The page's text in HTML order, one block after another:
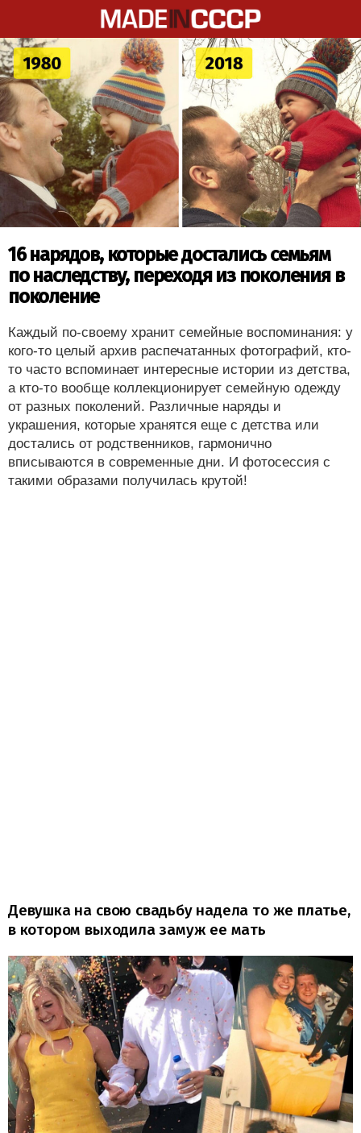
16 нарядов, которые достались семьям
по наследству, переходя из поколения в
поколение
Каждый по-своему хранит семейные воспоминания: у
кого-то целый архив распечатанных фотографий, кто-
то часто вспоминает интересные истории из детства,
а кто-то вообще коллекционирует семейную одежду
от разных поколений. Различные наряды и
украшения, которые хранятся еще с детства или
достались от родственников, гармонично
вписываются в современные дни. И фотосессия с
такими образами получилась крутой!
Девушка на свою свадьбу надела то же платье,
в котором выходила замуж ее мать